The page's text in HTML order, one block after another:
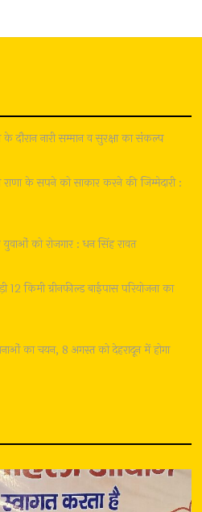
के दौरान नारी सम्मान व सुरक्षा का संकल्प
राणा के सपने को साकार करने की जिम्मेदारी :
युवाओं को रोजगार : धन सिंह रावत
12 किमी ग्रीनफील्ड बाईपास परियोजना का
का चयन, 8 अगस्त को देहरादून में होगा